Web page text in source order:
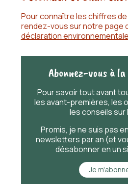
l’information
Mise en place d’un
recherchepour
l’information
Pour connaître les chiffres de
rendez-vous sur notre page
déclaration environnementale
Abonnez-vous à
Pour savoirtoutavant
les avant-premières, les
les conseils sur
Promis, je ne suis pas
newsletters par an (et
désabonner en un
Je